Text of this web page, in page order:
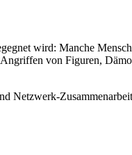
wird: Manche
von Figuren,
Netzwerk-